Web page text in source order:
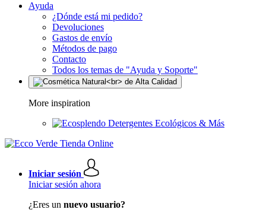
Ayuda
¿Dónde está mi pedido?
Devoluciones
Gastos de envío
Métodos de pago
Contacto
Todos los temas de "Ayuda y Soporte"
More inspiration
Detergentes Ecológicos & Más
Iniciar sesión
Iniciar sesión ahora
¿Eres un nuevo usuario?